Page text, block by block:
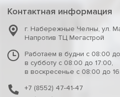
Контактная информация
г. Набережные Челны, ул.
Напротив ТЦ Мегастрой
Работаем в будни с 08:00
в субботу с 08:00 до 17:00,
в воскресенье с 08:00 до
+7 (8552) 47-41-47